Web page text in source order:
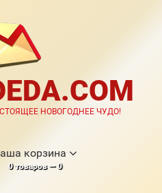
НОВОГОДНЕЕ ЧУДО!
корзина
0товаров —0